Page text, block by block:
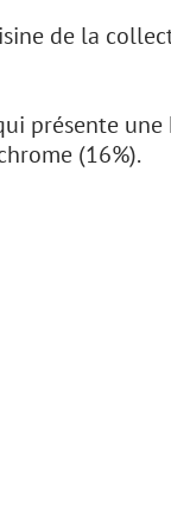
de la
présente
(16%).